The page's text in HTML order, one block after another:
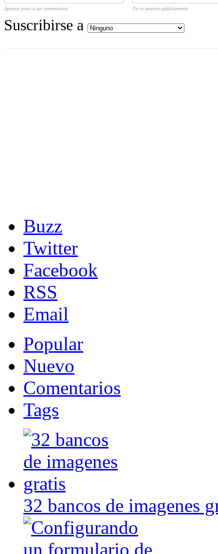
Aparece junto a tus comentarios. No se muestra públicamente.
Suscribirse a
Buzz
Twitter
Facebook
RSS
Email
Popular
Nuevo
Comentarios
Tags
32 bancos de imagenes